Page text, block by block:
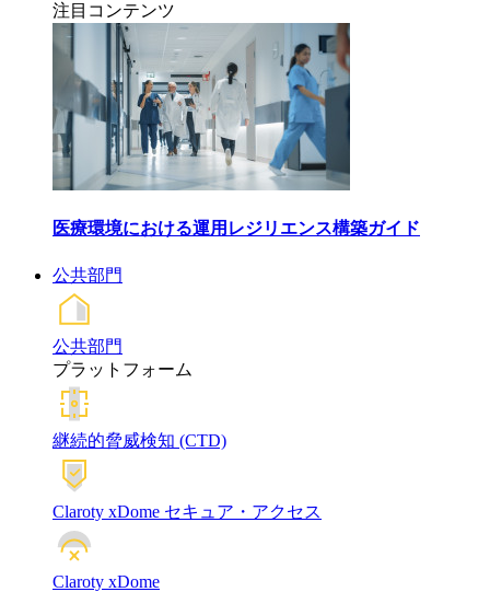
注目コンテンツ
医療環境における運用レジリエンス構築ガイド
公共部門
公共部門
プラットフォーム
継続的脅威検知 (CTD)
Claroty xDome セキュア・アクセス
Claroty xDome